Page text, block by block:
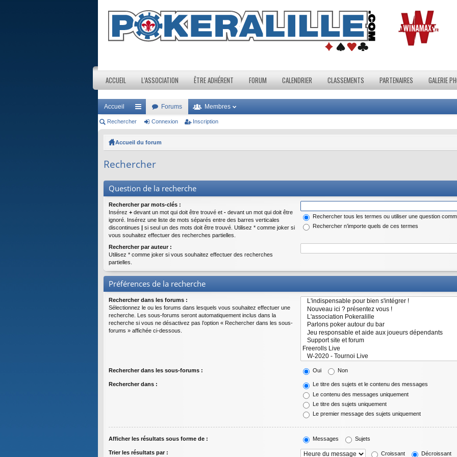
ACCUEIL L’ASSOCIATION ÊTRE ADHÉRENT FORUM CALENDRIER CLASSEMENTS PARTENAIRES GALERIE
Accueil
ac
ci
Forums Membres
Rechercher Connexion Inscription
Accueil du forum
Rechercher
Question de la recherche
Rechercher par mots-clés :
Insérez + devant un mot qui doit être trouvé et - devant un mot qui doit être
ignoré. Insérez une liste de mots séparés entre des barres verticales
discontinues | si seul un des mots doit être trouvé. Utilisez * comme joker si
vous souhaitez effectuer des recherches partielles.
Rechercher tous les termes ou utiliser une question
Rechercher n’importe quels de ces termes
Rechercher par auteur :
Utilisez * comme joker si vous souhaitez effectuer des recherches
partielles.
Préférences de la recherche
Rechercher dans les forums :
Sélectionnez le ou les forums dans lesquels vous souhaitez effectuer une
recherche. Les sous-forums seront automatiquement inclus dans la
recherche si vous ne désactivez pas l’option « Rechercher dans les sous-
forums » affichée ci-dessous.
Rechercher dans les sous-forums : Oui Non
Rechercher dans :
Le titre des sujets et le contenu des messages
Le contenu des messages uniquement
Le titre des sujets uniquement
Le premier message des sujets uniquement
Afficher les résultats sous forme de : Messages Sujets
Trier les résultats par : Croissant Décroissant